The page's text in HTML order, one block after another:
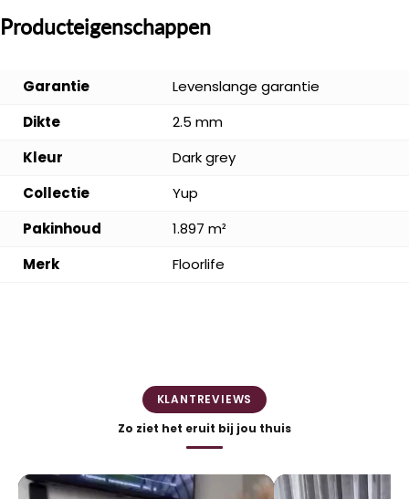
Producteigenschappen
Garantie
Levenslange garantie
Dikte
2.5 mm
Kleur
Dark grey
Collectie
Yup
Pakinhoud
1.897 m²
Merk
Floorlife
KLANTREVIEWS
Zo ziet het eruit bij jou thuis